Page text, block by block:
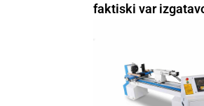
faktiski var